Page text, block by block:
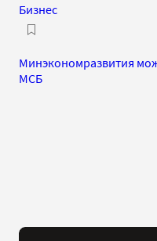
Бизнес
Минэкономразвития
МСБ